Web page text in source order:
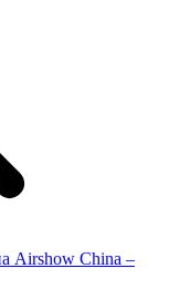
Airshow China –